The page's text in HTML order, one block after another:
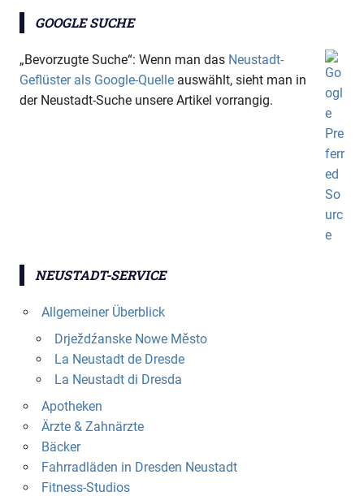
GOOGLE SUCHE
„Bevorzugte Suche“: Wenn man das Neustadt-
Geflüster als Google-Quelle auswählt, sieht man in
der Neustadt-Suche unsere Artikel vorrangig.
NEUSTADT-SERVICE
Allgemeiner Überblick
Drježdźanske Nowe Město
La Neustadt de Dresde
La Neustadt di Dresda
Apotheken
Ärzte & Zahnärzte
Bäcker
Fahrradläden in Dresden Neustadt
Fitness-Studios